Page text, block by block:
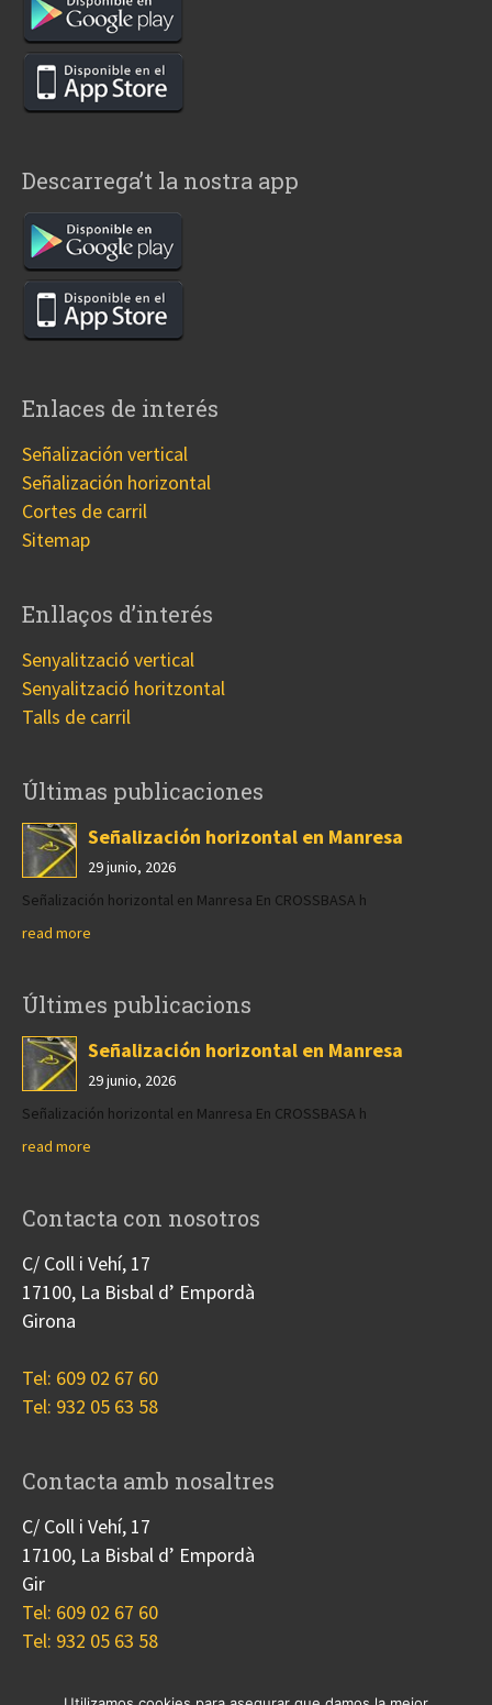
Descarrega’t la nostra app
Enlaces de interés
Señalización vertical
Señalización horizontal
Cortes de carril
Sitemap
Enllaços d’interés
Senyalització vertical
Senyalització horitzontal
Talls de carril
Últimas publicaciones
Señalización horizontal en Manresa
29 junio, 2026
Señalización horizontal en Manresa En CROSSBASA h
read more
Últimes publicacions
Señalización horizontal en Manresa
29 junio, 2026
Señalización horizontal en Manresa En CROSSBASA h
read more
Contacta con nosotros
C/ Coll i Vehí, 17
17100, La Bisbal d’ Empordà
Girona
Tel: 609 02 67 60
Tel: 932 05 63 58
Contacta amb nosaltres
C/ Coll i Vehí, 17
17100, La Bisbal d’ Empordà
Gir
Tel: 609 02 67 60
Tel: 932 05 63 58